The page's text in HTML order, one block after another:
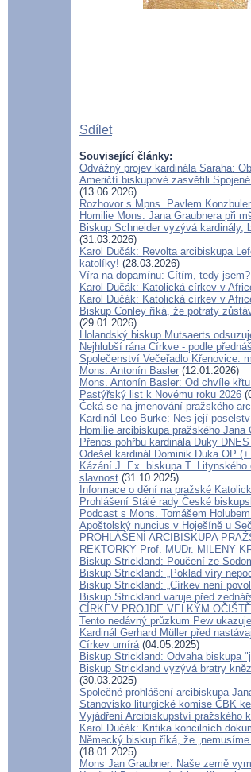
Sdílet
Související články:
Odvážný projev kardinála Saraha:
Američtí biskupové zasvětili
(13.06.2026)
Rozhovor s Mpns. Pavlem
Homilie Mons. Jana Graubnera při
Biskup Schneider vyzývá
(31.03.2026)
Karol Dučák: Revolta arcibiskupa
katolíky! (28.03.2026)
Víra na dopamínu: Cítím, tedy jsem?
Karol Dučák: Katolická církev v
Karol Dučák: Katolická církev v
Biskup Conley říká, že potraty
(29.01.2026)
Holandský biskup Mutsaerts
Nejhlubší rána Církve - podle
Společenství Večeřadlo Křenovice:
Mons. Antonín Basler (12.01.2026)
Mons. Antonín Basler: Od chvíle
Pastýřský list k Novému roku 2026
Čeká se na jmenování pražského
Kardinál Leo Burke: Nes její
Homilie arcibiskupa pražského Jana
Přenos pohřbu kardinála Duky
Odešel kardinál Dominik Duka OP
Kázání J. Ex. biskupa T.
slavnost (31.10.2025)
Informace o dění na pražské
Prohlášení Stálé rady České
Podcast s Mons. Tomášem
Apoštolský nuncius v Hoješíně u
PROHLÁŠENÍ ARCIBISKUPA
REKTORKY Prof. MUDr. MILENY
Biskup Strickland: Poučení ze
Biskup Strickland: „Poklad víry
Biskup Strickland: „Církev není
Biskup Strickland varuje před
CÍRKEV PROJDE VELKÝM
Tento nedávný průzkum Pew
Kardinál Gerhard Müller před
Církev umírá(04.05.2025)
Biskup Strickland: Odvaha biskupa
Biskup Strickland vyzývá bratry
(30.03.2025)
Společné prohlášení arcibiskupa
Stanovisko liturgické komise ČBK
Vyjádření Arcibiskupství pražského
Karol Dučák: Kritika koncilních
Německý biskup říká, že
(18.01.2025)
Mons Jan Graubner: Naše země